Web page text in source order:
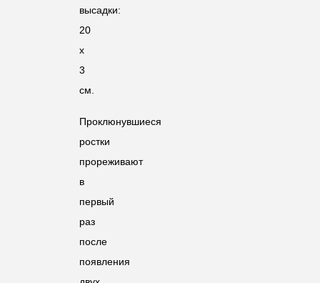
высадки:
20
х
3
см.
Проклюнувшиеся
ростки
прореживают
в
первый
раз
после
появления